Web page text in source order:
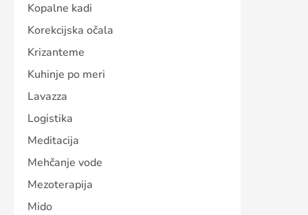
Kopalne kadi
Korekcijska očala
Krizanteme
Kuhinje po meri
Lavazza
Logistika
Meditacija
Mehčanje vode
Mezoterapija
Mido